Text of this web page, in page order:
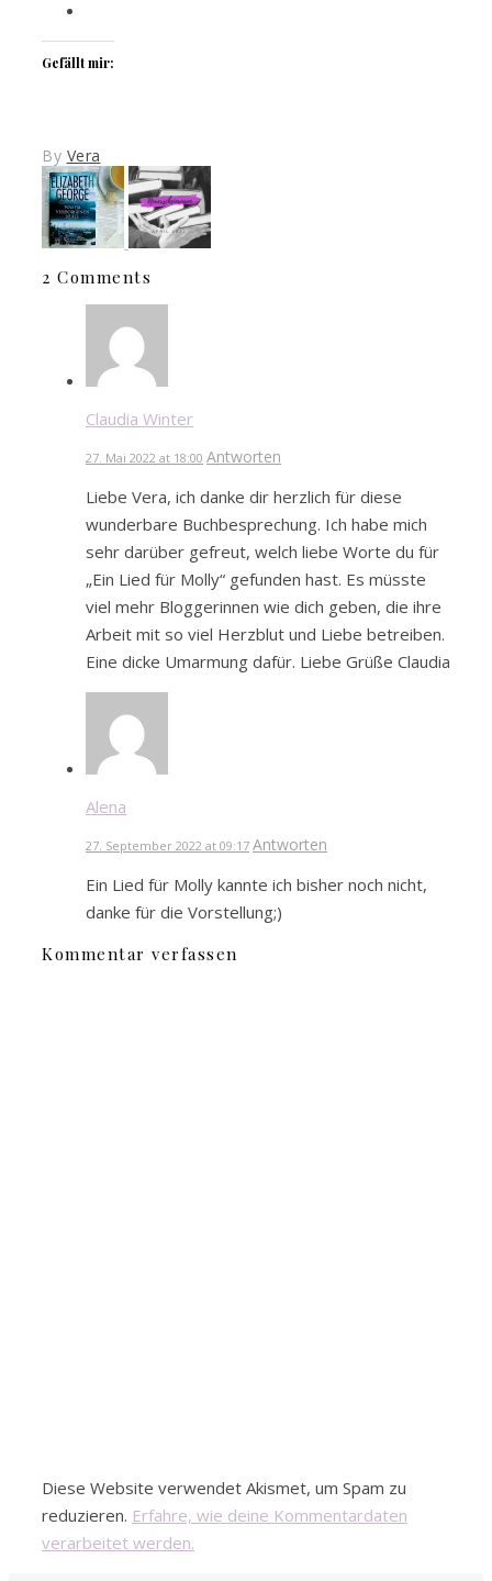
Gefällt mir:
By Vera
2 Comments
Claudia Winter
27. Mai 2022 at 18:00 Antworten
Liebe Vera, ich danke dir herzlich für diese
wunderbare Buchbesprechung. Ich habe mich
sehr darüber gefreut, welch liebe Worte du für
„Ein Lied für Molly“ gefunden hast. Es müsste
viel mehr Bloggerinnen wie dich geben, die ihre
Arbeit mit so viel Herzblut und Liebe betreiben.
Eine dicke Umarmung dafür. Liebe Grüße Claudia
Alena
27. September 2022 at 09:17 Antworten
Ein Lied für Molly kannte ich bisher noch nicht,
danke für die Vorstellung;)
Kommentar verfassen
Diese Website verwendet Akismet, um Spam zu
reduzieren. Erfahre, wie deine Kommentardaten
verarbeitet werden.